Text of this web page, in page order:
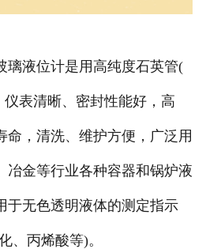
璃液位计是用高纯度石英管(
仪表清晰、密封性能好，高
命，清洗、维护方便，广泛用
冶金等行业各种容器和锅炉液
于无色透明液体的测定指示
、丙烯酸等)。